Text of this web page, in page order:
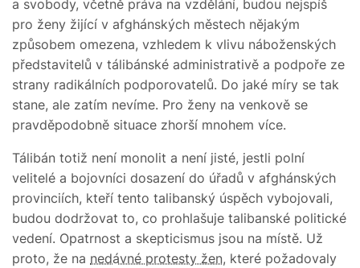
a svobody, včetně práva na vzdělání, budou nejspíš
pro ženy žijící v afghánských městech nějakým
způsobem omezena, vzhledem k vlivu náboženských
představitelů v tálibánské administrativě a podpoře ze
strany radikálních podporovatelů. Do jaké míry se tak
stane, ale zatím nevíme. Pro ženy na venkově se
pravděpodobně situace zhorší mnohem více.
Tálibán totiž není monolit a není jisté, jestli polní
velitelé a bojovníci dosazení do úřadů v afghánských
provinciích, kteří tento talibanský úspěch vybojovali,
budou dodržovat to, co prohlašuje talibanské politické
vedení. Opatrnost a skepticismus jsou na místě. Už
proto, že na nedávné protesty žen, které požadovaly